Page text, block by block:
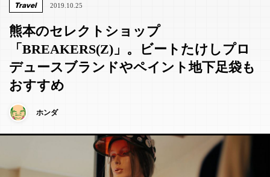
Travel 2019.10.25
熊本のセレクトショップ
「BREAKERS(Z)」。ビートたけしプロ
デュースブランドやペイント地下足袋も
おすすめ
ホンダ